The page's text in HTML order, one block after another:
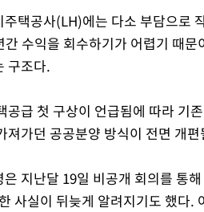
주택공사(LH)에는 다소 부담으로
간 수익을 회수하기가 어렵기 때
구조다.
공급 첫 구상이 언급됨에 따라 기
져가던 공공분양 방식이 전면 개
은 지난달 19일 비공개 회의를 통
사실이 뒤늦게 알려지기도 했다.